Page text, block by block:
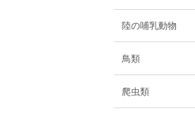
陸の哺乳動物
鳥類
爬虫類